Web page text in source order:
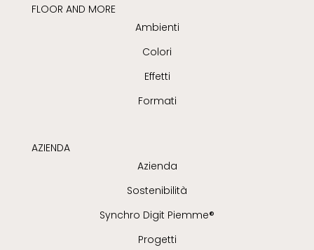
FLOOR AND MORE
Ambienti
Colori
Effetti
Formati
AZIENDA
Azienda
Sostenibilità
Synchro Digit Piemme®
Progetti